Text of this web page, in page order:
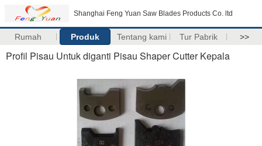
Shanghai Feng Yuan Saw Blades Products Co. ltd
Rumah Produk Tentang kami Tur Pabrik >>
Profil Pisau Untuk diganti Pisau Shaper Cutter Kepala